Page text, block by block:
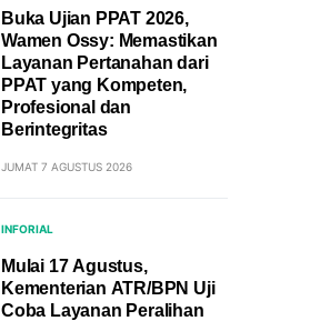
Buka Ujian PPAT 2026,
Wamen Ossy: Memastikan
Layanan Pertanahan dari
PPAT yang Kompeten,
Profesional dan
Berintegritas
JUMAT 7 AGUSTUS 2026
INFORIAL
Mulai 17 Agustus,
Kementerian ATR/BPN Uji
Coba Layanan Peralihan